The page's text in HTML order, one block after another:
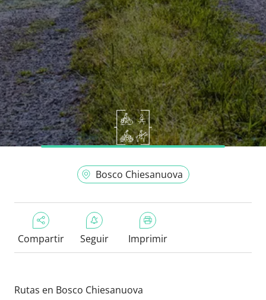
Bosco Chiesanuova
Compartir Seguir Imprimir
Rutas en Bosco Chiesanuova